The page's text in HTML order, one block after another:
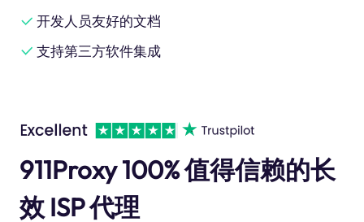
开发人员友好的文档
支持第三方软件集成
911Proxy 100% 值得信赖的长
效 ISP 代理